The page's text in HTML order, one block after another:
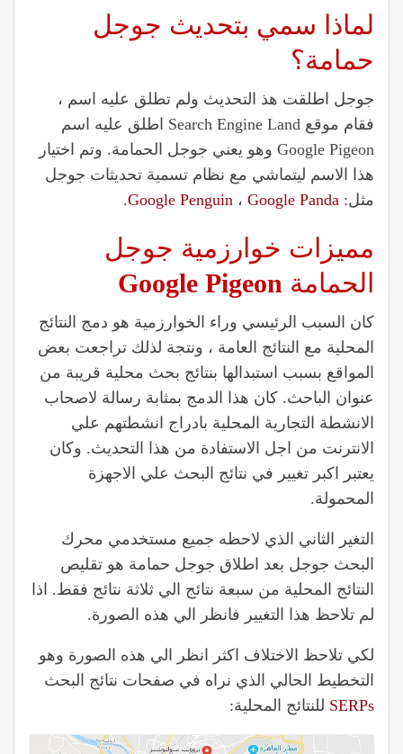
لماذا سمي بتحديث جوجل
حمامة؟
جوجل اطلقت هذ التحديث ولم تطلق عليه اسم ،
فقام موقع Search Engine Land اطلق عليه اسم
Google Pigeon وهو يعني جوجل الحمامة. وتم اختيار
هذا الاسم ليتماشي مع نظام تسمية تحديثات جوجل
مثل:
Google Penguin ، Google Panda
.
مميزات خوارزمية جوجل
الحمامة Google Pigeon
كان السبب الرئيسي وراء الخوارزمية هو دمج النتائج
المحلية مع النتائج العامة ، ونتجة لذلك تراجعت بعض
المواقع بسبب استبدالها بنتائج بحث محلية قريبة من
عنوان الباحث. كان هذا الدمج بمثابة رسالة لاصحاب
الانشطة التجارية المحلية بادراج انشطتهم علي
الانترنت من اجل الاستفادة من هذا التحديث. وكان
يعتبر اكبر تغيير في نتائج البحث علي الاجهزة
المحمولة.
التغير الثاني الذي لاحظه جميع مستخدمي محرك
البحث جوجل بعد اطلاق جوجل حمامة هو تقليص
النتائج المحلية من سبعة نتائج الي ثلاثة نتائج فقط. اذا
لم تلاحظ هذا التغيير فانظر الي هذه الصورة.
لكي تلاحظ الاختلاف اكثر انظر الي هذه الصورة وهو
التخطيط الحالي الذي نراه في صفحات نتائج البحث
SERPs للنتائج المحلية: